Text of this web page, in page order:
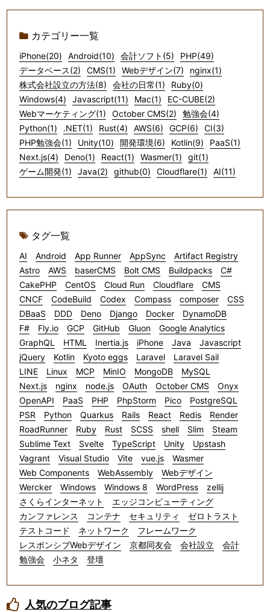
カテゴリー一覧
iPhone(20) Android(10) 会計ソフト(5)
PHP(49)
データベース(2)
CMS(1) Webデザイン(7)
nginx(1)
株式会社設立の方法(8)
会社の日常(1)
Ruby(0)
Windows(4)
Javascript(11) Mac(1)
EC-CUBE(2)
Webマーケティング(1)
October CMS(2)
勉強会(4)
Python(1)
.NET(1) Rust(4) AWS(6) GCP(6)
CI(3)
PHP勉強会(1)
Unity(10) 開発環境(6) Kotlin(9)
PaaS(1)
Next.js(4)
Deno(1) React(1) Wasmer(1)
git(1)
ゲーム開発(1)
Java(2) github(0) Cloudflare(1) AI(11)
タグ一覧
AI Android App Runner AppSync
Artifact Registry
Astro
AWS baserCMS Bolt CMS Buildpacks
C#
CakePHP
CentOS Cloud Run Cloudflare
CMS
CNCF
CodeBuild Codex Compass composer
CSS
DBaaS
DDD Deno Django Docker
DynamoDB
F#
Fly.io GCP GitHub Gluon
Google Analytics
GraphQL
HTML Inertia.js iPhone Java
Javascript
jQuery
Kotlin Kyoto eggs Laravel
Laravel Sail
LINE
Linux MCP MinIO MongoDB
MySQL
Next.js
nginx node.js OAuth October CMS
Onyx
OpenAPI
PaaS PHP PhpStorm Pico
PostgreSQL
PSR
Python Quarkus Rails React Redis
Render
RoadRunner
Ruby Rust SCSS shell Slim
Steam
Sublime Text
Svelte TypeScript Unity
Upstash
Vagrant
Visual Studio Vite vue.js
Wasmer
Web Components
WebAssembly
Webデザイン
Wercker
Windows Windows 8 WordPress
zellij
さくらインターネット
エッジコンピューティング
カンファレンス
コンテナ セキュリティ
ゼロトラスト
テストコード
ネットワーク
フレームワーク
レスポンシブWebデザイン
京都同友会 会社設立
会計
勉強会
小ネタ 登壇
人気のブログ記事